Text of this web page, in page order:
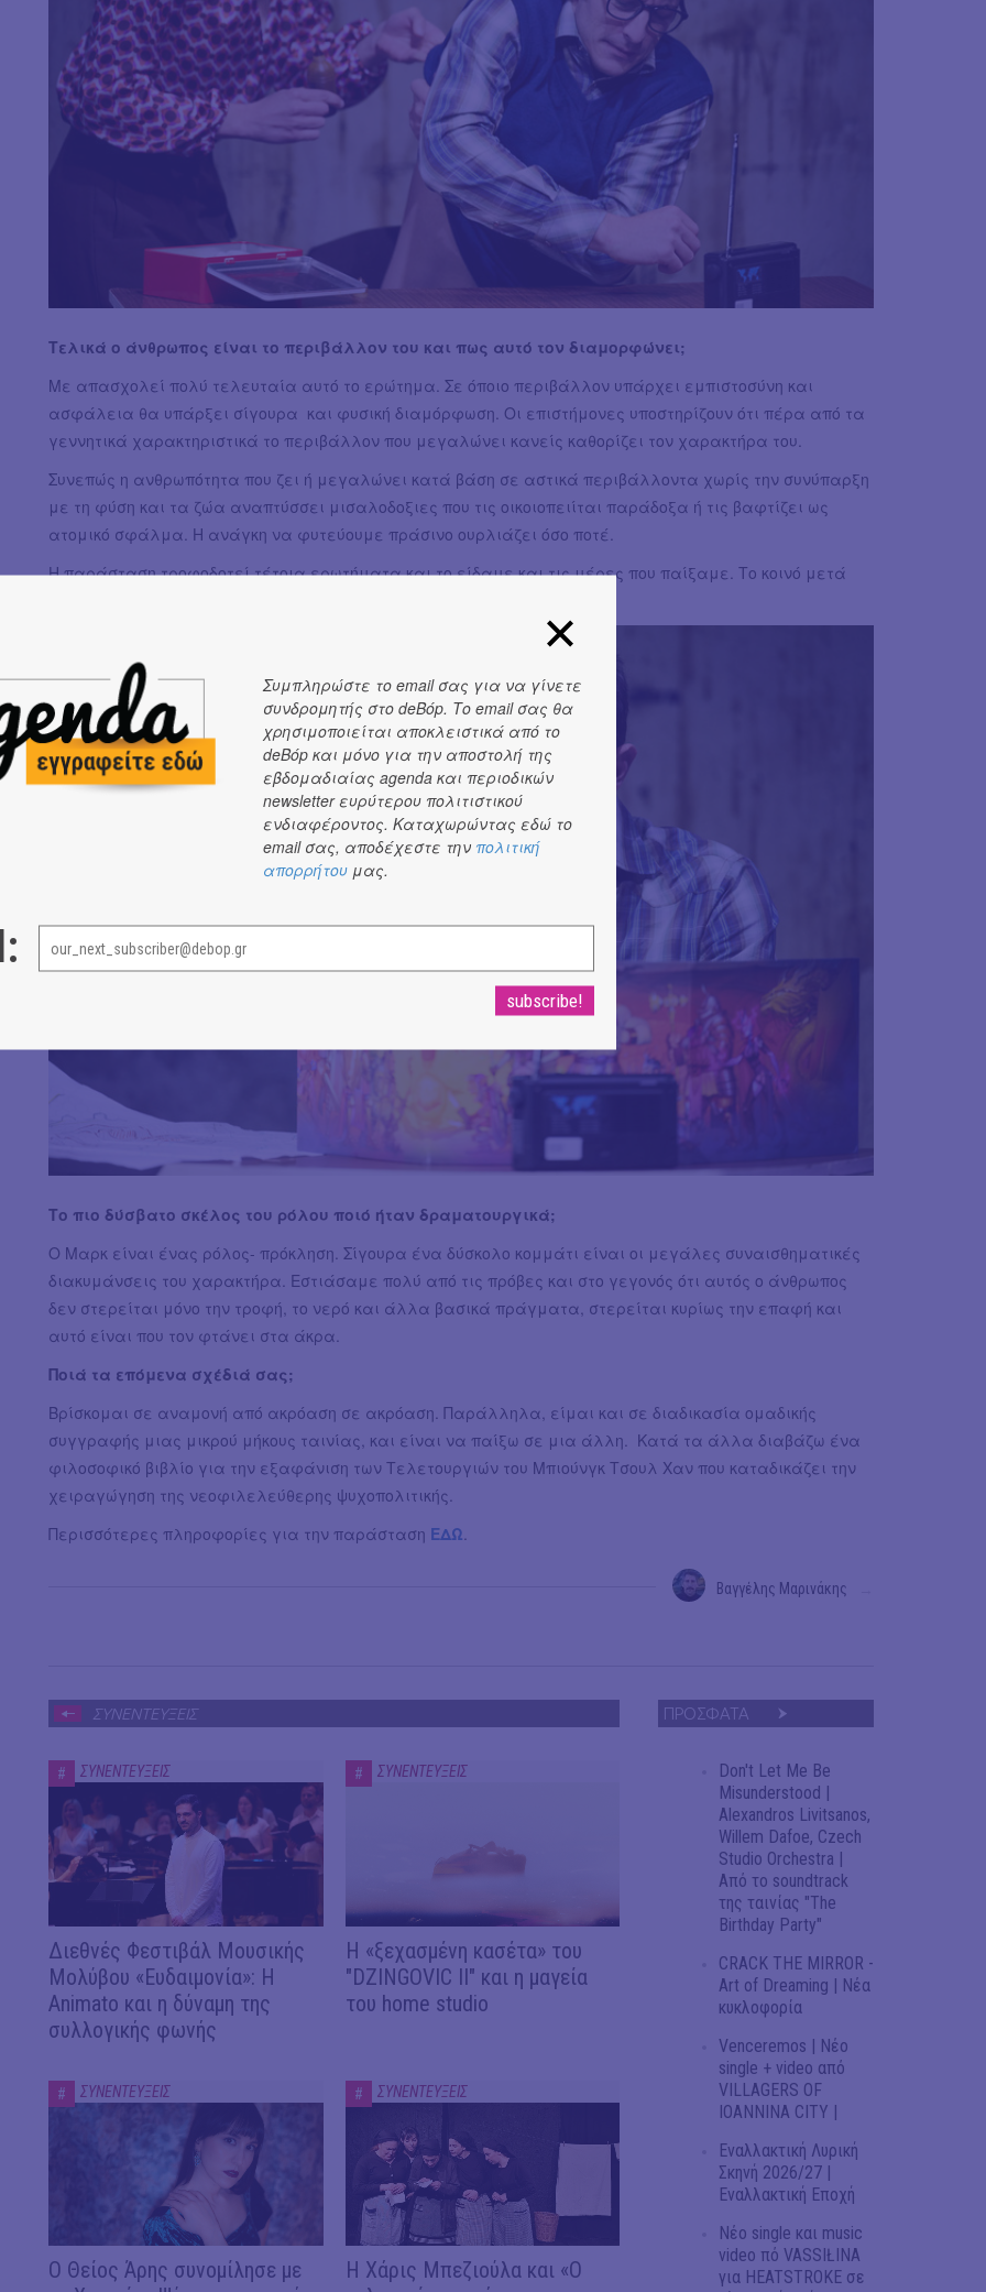
Τελικά ο άνθρωπος είναι το περιβάλλον του και πως αυτό τον διαμορφώνει;
Με απασχολεί πολύ τελευταία αυτό το ερώτημα. Σε όποιο περιβάλλον υπάρχει εμπιστοσύνη και
ασφάλεια θα υπάρξει σίγουρα και φυσική διαμόρφωση. Οι επιστήμονες υποστηρίζουν ότι πέρα από τα
γεννητικά χαρακτηριστικά το περιβάλλον που μεγαλώνει κανείς καθορίζει τον χαρακτήρα του.
Συνεπώς η ανθρωπότητα που ζει ή μεγαλώνει κατά βάση σε αστικά περιβάλλοντα χωρίς την συνύπαρξη
με τη φύση και τα ζώα αναπτύσσει μισαλοδοξιες που τις οικοιοπειίται παράδοξα ή τις βαφτίζει ως
ατομικό σφάλμα. Η ανάγκη να φυτεύουμε πράσινο ουρλιάζει όσο ποτέ.
Η παράσταση τροφοδοτεί τέτοια ερωτήματα και το είδαμε και τις μέρες που παίξαμε. Το κοινό μετά
Το πιο δύσβατο σκέλος του ρόλου ποιό ήταν δραματουργικά;
Ο Μαρκ είναι ένας ρόλος- πρόκληση. Σίγουρα ένα δύσκολο κομμάτι είναι οι μεγάλες συναισθηματικές
διακυμάνσεις του χαρακτήρα. Εστιάσαμε πολύ από τις πρόβες και στο γεγονός ότι αυτός ο άνθρωπος
δεν στερείται μόνο την τροφή, το νερό και άλλα βασικά πράγματα, στερείται κυρίως την επαφή και
αυτό είναι που τον φτάνει στα άκρα.
Ποιά τα επόμενα σχέδιά σας;
Βρίσκομαι σε αναμονή από ακρόαση σε ακρόαση. Παράλληλα, είμαι και σε διαδικασία ομαδικής
συγγραφής μιας μικρού μήκους ταινίας, και είναι να παίξω σε μια άλλη. Κατά τα άλλα διαβάζω ένα
φιλοσοφικό βιβλίο για την εξαφάνιση των Τελετουργιών του Μπιούνγκ Τσουλ Χαν που καταδικάζει την
χειραγώγηση της νεοφιλελεύθερης ψυχοπολιτικής.
Περισσότερες πληροφορίες για την παράσταση ΕΔΩ.
Βαγγέλης Μαρινάκης
ΣΥΝΕΝΤΕΥΞΕΙΣ
# ΣΥΝΕΝΤΕΥΞΕΙΣ
Διεθνές Φεστιβάλ Μουσικής
Μολύβου «Ευδαιμονία»: Η
Animato και η δύναμη της
συλλογικής φωνής
# ΣΥΝΕΝΤΕΥΞΕΙΣ
Η «ξεχασμένη κασέτα» του
"DZINGOVIC II" και η μαγεία
του home studio
# ΣΥΝΕΝΤΕΥΞΕΙΣ
Ο Θείος Άρης συνομίλησε με
# ΣΥΝΕΝΤΕΥΞΕΙΣ
Η Χάρις Μπεζιούλα και «Ο
ΠΡΟΣΦΑΤΑ
Don't Let Me Be
Misunderstood |
Alexandros Livitsanos,
Willem Dafoe, Czech
Studio Orchestra |
Από το soundtrack
της ταινίας "The
Birthday Party"
CRACK THE MIRROR -
Art of Dreaming | Νέα
κυκλοφορία
Venceremos | Νέο
single + video από
VILLAGERS OF
IOANNINA CITY |
Εναλλακτική Λυρική
Σκηνή 2026/27 |
Εναλλακτική Εποχή
Νέο single και music
video πό VASSIŁINA
για HEATSTROKE σε
Συμπληρώστε το email σας για να γίνετε
συνδρομητής στο deBόp. Το email σας θα
χρησιμοποιείται αποκλειστικά από το
deBόp και μόνο για την αποστολή της
εβδομαδιαίας agenda και περιοδικών
newsletter ευρύτερου πολιτιστικού
ενδιαφέροντος. Καταχωρώντας εδώ το
email σας, αποδέχεστε την πολιτική
απορρήτου μας.